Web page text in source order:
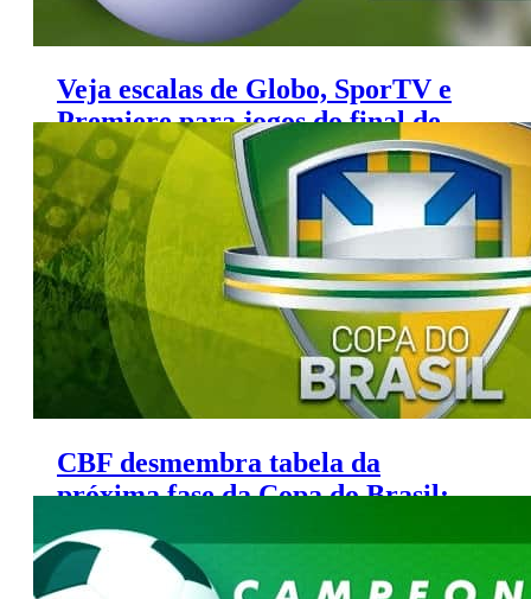
Veja escalas de Globo, SporTV e
Premiere para jogos do final de
semana
CBF desmembra tabela da
próxima fase da Copa do Brasil;
veja jogos da TV